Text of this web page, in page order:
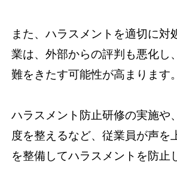
また、ハラスメントを適切に対
業は、外部からの評判も悪化し
難をきたす可能性が高まります。
ハラスメント防止研修の実施や
度を整えるなど、従業員が声を
を整備してハラスメントを防止